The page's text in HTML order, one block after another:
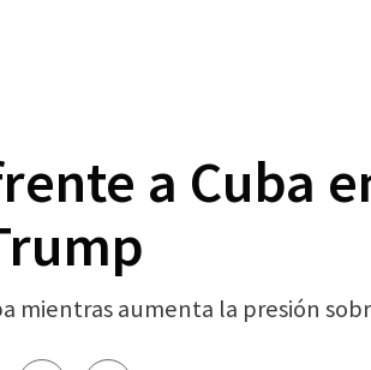
a Cuba
mientras aumenta la presión